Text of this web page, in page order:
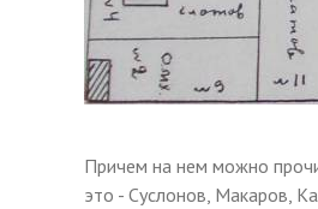
Причем на нем можно
это - Суслонов, Макаров,